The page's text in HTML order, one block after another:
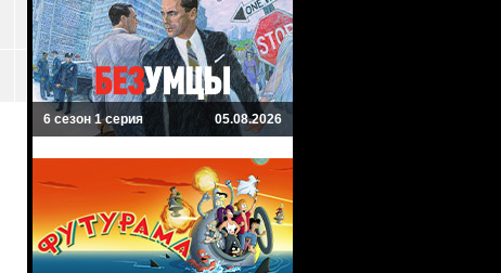
6 сезон 1 серия 05.08.2026